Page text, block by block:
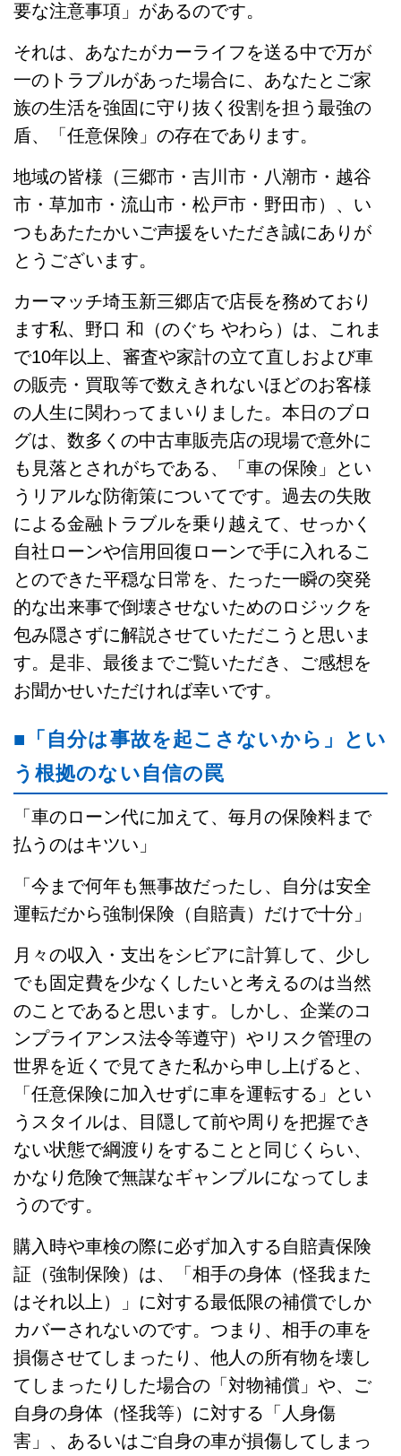
要な注意事項」があるのです。
それは、あなたがカーライフを送る中で万が
一のトラブルがあった場合に、あなたとご家
族の生活を強固に守り抜く役割を担う最強の
盾、「任意保険」の存在であります。
地域の皆様（三郷市・吉川市・八潮市・越谷
市・草加市・流山市・松戸市・野田市）、い
つもあたたかいご声援をいただき誠にありが
とうございます。
カーマッチ埼玉新三郷店で店長を務めており
ます私、野口 和（のぐち やわら）は、これま
で10年以上、審査や家計の立て直しおよび車
の販売・買取等で数えきれないほどのお客様
の人生に関わってまいりました。本日のブロ
グは、数多くの中古車販売店の現場で意外に
も見落とされがちである、「車の保険」とい
うリアルな防衛策についてです。過去の失敗
による金融トラブルを乗り越えて、せっかく
自社ローンや信用回復ローンで手に入れるこ
とのできた平穏な日常を、たった一瞬の突発
的な出来事で倒壊させないためのロジックを
包み隠さずに解説させていただこうと思いま
す。是非、最後までご覧いただき、ご感想を
お聞かせいただければ幸いです。
■「自分は事故を起こさないから」とい
う根拠のない自信の罠
「車のローン代に加えて、毎月の保険料まで
払うのはキツい」
「今まで何年も無事故だったし、自分は安全
運転だから強制保険（自賠責）だけで十分」
月々の収入・支出をシビアに計算して、少し
でも固定費を少なくしたいと考えるのは当然
のことであると思います。しかし、企業のコ
ンプライアンス法令等遵守）やリスク管理の
世界を近くで見てきた私から申し上げると、
「任意保険に加入せずに車を運転する」とい
うスタイルは、目隠して前や周りを把握でき
ない状態で綱渡りをすることと同じくらい、
かなり危険で無謀なギャンブルになってしま
うのです。
購入時や車検の際に必ず加入する自賠責保険
証（強制保険）は、「相手の身体（怪我また
はそれ以上）」に対する最低限の補償でしか
カバーされないのです。つまり、相手の車を
損傷させてしまったり、他人の所有物を壊し
てしまったりした場合の「対物補償」や、ご
自身の身体（怪我等）に対する「人身傷
害」、あるいはご自身の車が損傷してしまっ